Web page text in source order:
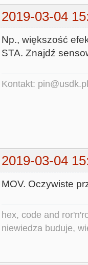
2019-03-04
Np., większość
STA. Znajdź
Kontakt: pin@usdk.pl
2019-03-04
MOV. Oczywiste
hex, code and
niewiedza buduje,